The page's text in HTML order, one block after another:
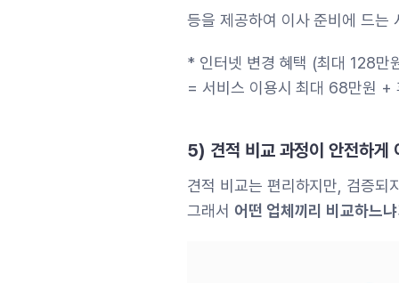
등을 제공하여 이사 준비에 드는
* 인터넷 변경 혜택 (최대 128만
= 서비스 이용시 최대 68만원 +
5) 견적 비교 과정이 안전하게
견적 비교는 편리하지만, 검증되
그래서 어떤 업체끼리 비교하느냐